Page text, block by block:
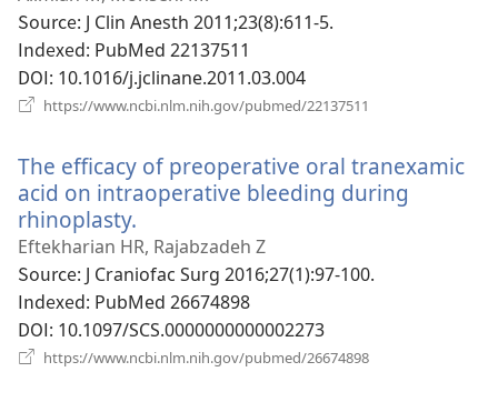
운
창
열
기)
Source‎: J Clin Anesth 2011;23(8):611-5.
Indexed‎: PubMed 22137511
DOI‎: 10.1016/j.jclinane.2011.03.004
https://www.ncbi.nlm.nih.gov/pubmed/22137511
창
열
기)
The efficacy of preoperative oral tranexamic
acid on intraoperative bleeding during
rhinoplasty.
로
운
창
열
기)
Eftekharian HR, Rajabzadeh Z
Source‎: J Craniofac Surg 2016;27(1):97-100.
Indexed‎: PubMed 26674898
DOI‎: 10.1097/SCS.0000000000002273
https://www.ncbi.nlm.nih.gov/pubmed/26674898